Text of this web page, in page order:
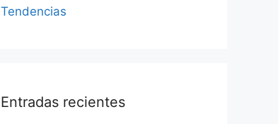
Tendencias
Entradas recientes